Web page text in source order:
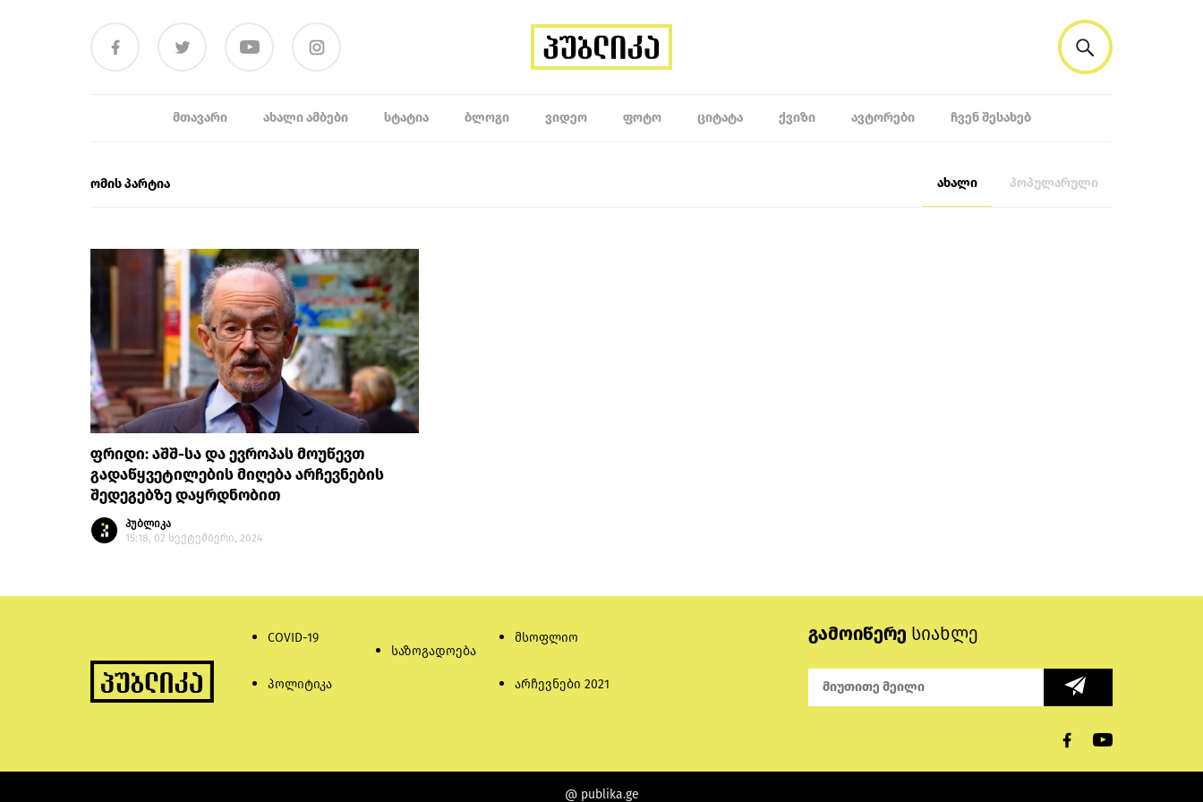
ᲛᲗᲐᲕᲐᲠᲘ ᲐᲮᲐᲚᲘ ᲐᲛᲑᲔᲑᲘ ᲡᲢᲐᲢᲘᲐ ᲑᲚᲝᲒᲘ ᲕᲘᲓᲔᲝ ᲤᲝᲢᲝ ᲪᲘᲢᲐᲢᲐ ᲥᲕᲘᲖᲘ ᲐᲕᲢᲝᲠᲔᲑᲘ ᲩᲕᲔᲜ ᲨᲔᲡᲐᲮᲔᲑ
ომის პარტია ახალი პოპულარული
ფრიდი: აშშ-სა და ევროპას მოუწევთ
გადაწყვეტილების მიღება არჩევნების
შედეგებზე დაყრდნობით
პუბლიკა
15:18, 02 სექტემბერი, 2024
COVID-19
პოლიტიკა
საზოგადოება
მსოფლიო
არჩევნები 2021
გამოიწერე სიახლე
@ publika.ge